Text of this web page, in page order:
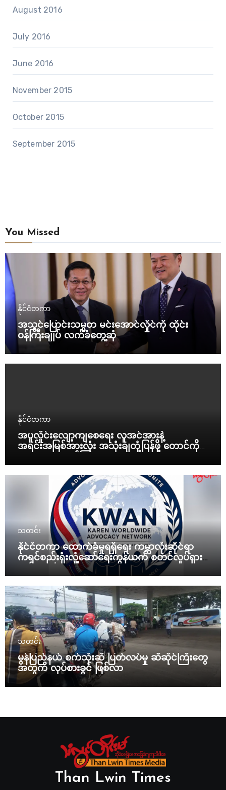
August 2016
July 2016
June 2016
November 2015
October 2015
September 2015
You Missed
နိုင်ငံတကာ
အသွင်ပြောင်းသမ္မတ မင်းအောင်လှိုင်ကို ထိုင်း
ဝန်ကြီးချုပ် လက်ခံတွေ့ဆုံ
နိုင်ငံတကာ
အပူလှိုင်းလျော့ကျစေရေး လူအင်အားနဲ့
အရင်းအမြစ်အားလုံး အသုံးချတုံ့ပြန်ဖို့ တောင်ကိုရီး
သတင်း
နိုင်ငံတကာ ထောက်ခံမှုရရှိရေး ကမ္ဘာလုံးဆိုင်ရာ
ကရင်စည်းရုံးလှုံ့ဆော်ရေးကွန်ယက် စတင်လှုပ်ရှား
သတင်း
မွန်ပြည်နယ် စက်သုံးဆီ ပြတ်လပ်မှု ဆီဆိုင်ကြီးတွေ
အတွက် လုပ်စားခွင် ဖြစ်လာ
Than Lwin Times